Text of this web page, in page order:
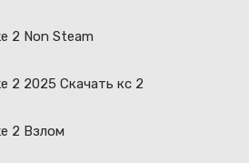
2 Non Steam
2 2025 Скачать кс 2
2 Взлом